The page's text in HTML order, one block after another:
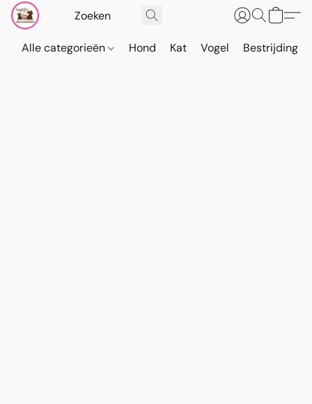
Alle categorieën Hond Kat Vogel Bestrijding